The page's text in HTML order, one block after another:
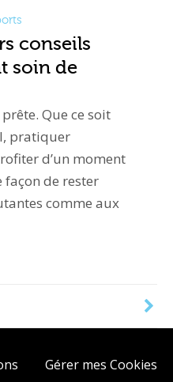
conseils
soin de
Que ce soit
pratiquer
d’un moment
façon de rester
comme aux
Gérer mes Cookies